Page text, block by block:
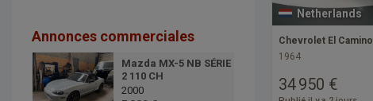
Annonces commerciales
Mazda MX-5 NB SÉRIE
2 110 CH
2000
Netherlands
Chevrolet El Camino
1964
34 950 €